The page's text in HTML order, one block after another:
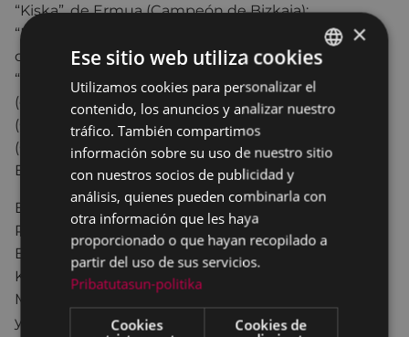
“Kiska”, de Ermua (Campeón de Bizkaia);
“Restaurante Waska” de Vitoria-Gasteiz (Campeón
de Alava); “Baserri Berri” (Campeón de Navarra);
“Getari” (Campeon de Iparralde); “Danako”, de Irun
(campeón Euskal Herria); “Viento sur”, de Elgoibar
(Campeón de Elgoibar); “Giroa”, de Ermua
(Campeón de Ermua ); y “Baratze Gourmet ”, de
Eibar (Campeón de Eibar).
El jurado oficial estará compuesto por Ramon
Roteta, Josu Mugerza (“Belaustegi” Jatetxea de
Elgoibar), Juan Carlos Ayerbe Goitia, Iñigo
Kortabitarte (Restaurante Kobika de Durango),
Mitxel Suarez Suso (Restaurante Borda Berri Araba)
y Mireia Alonso.
BASQUE
SPANISH
×
Ese sitio web utiliza cookies
Utilizamos cookies para personalizar el
contenido, los anuncios y analizar nuestro
tráfico. También compartimos
información sobre su uso de nuestro sitio
con nuestros socios de publicidad y
análisis, quienes pueden combinarla con
otra información que les haya
proporcionado o que hayan recopilado a
partir del uso de sus servicios.
Pribatutasun-politika
Cookies
Cookies de